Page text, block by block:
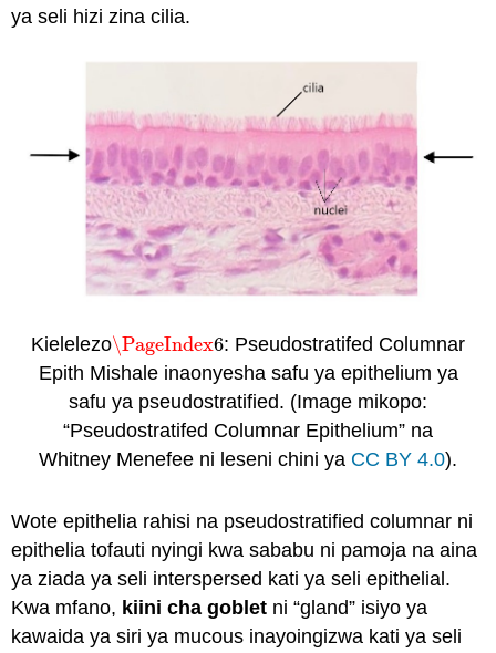
ya seli hizi zina cilia.
Kielelezo\PageIndex6
\PageIndex6: Pseudostratifed Columnar
Epith Mishale inaonyesha safu ya epithelium ya
safu ya pseudostratified. (Image mikopo:
“Pseudostratifed Columnar Epithelium” na
Whitney Menefee ni leseni chini ya CC BY 4.0).
Wote epithelia rahisi na pseudostratified columnar ni
epithelia tofauti nyingi kwa sababu ni pamoja na aina
ya ziada ya seli interspersed kati ya seli epithelial.
Kwa mfano, kiini cha goblet ni “gland” isiyo ya
kawaida ya siri ya mucous inayoingizwa kati ya seli